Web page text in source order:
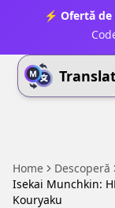
⚡ Ofertă de
Home
Descoperă
Isekai Munchkin:
Kouryaku